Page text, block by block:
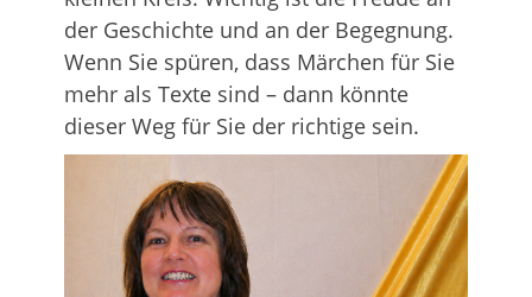
der Geschichte und an der Begegnung.
Wenn Sie spüren, dass Märchen für Sie
mehr als Texte sind – dann könnte
dieser Weg für Sie der richtige sein.